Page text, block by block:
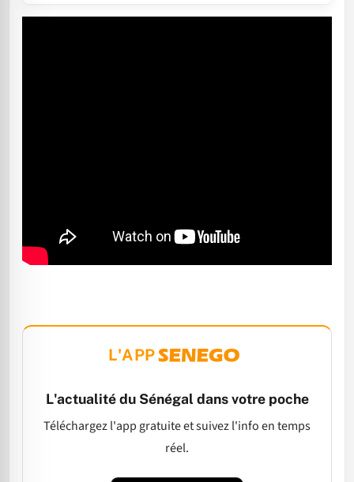
L'APP
L'actualité du Sénégal dans votre poche
Téléchargez l'app gratuite et suivez l'info en temps
réel.